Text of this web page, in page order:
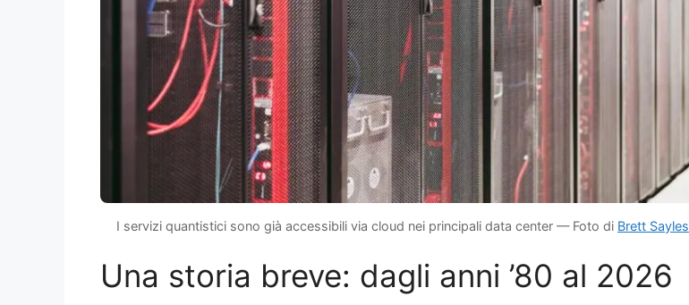
I servizi quantistici sono già accessibili via cloud nei principali data center — Foto di Brett Sayles
Una storia breve: dagli anni ’80 al 2026